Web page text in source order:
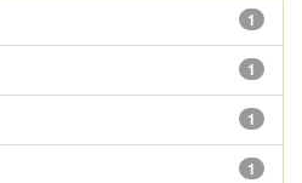
1
1
1
1